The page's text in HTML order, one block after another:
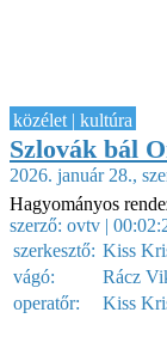
közélet | kultúra
Szlovák bál
2026. január 28.,
Hagyományos
szerző: ovtv |
szerkesztő: Kiss
vágó:
Rácz
operatőr:
Kiss